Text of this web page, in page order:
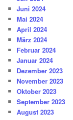
Juni 2024
Mai 2024
April 2024
März 2024
Februar 2024
Januar 2024
Dezember 2023
November 2023
Oktober 2023
September 2023
August 2023